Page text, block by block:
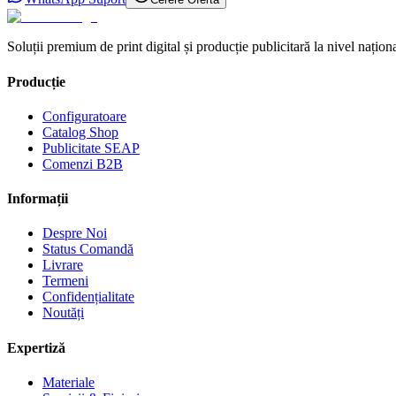
Soluții premium de print digital și producție publicitară la nivel
Producție
Configuratoare
Catalog Shop
Publicitate SEAP
Comenzi B2B
Informații
Despre Noi
Status Comandă
Livrare
Termeni
Confidențialitate
Noutăți
Expertiză
Materiale